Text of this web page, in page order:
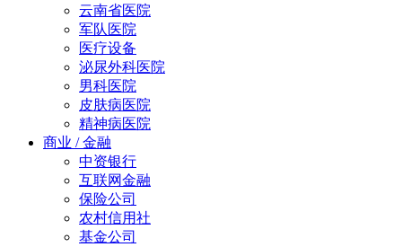
云南省医院
军队医院
医疗设备
泌尿外科医院
男科医院
皮肤病医院
精神病医院
商业 / 金融
中资银行
互联网金融
保险公司
农村信用社
基金公司